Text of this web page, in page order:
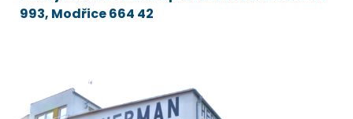
993, Modřice 664 42